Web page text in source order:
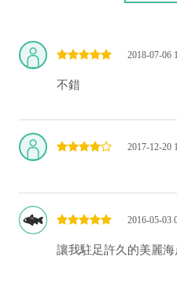
2018-07-06
不錯
2017-12-20
2016-05-03
讓我駐足許久的美麗海